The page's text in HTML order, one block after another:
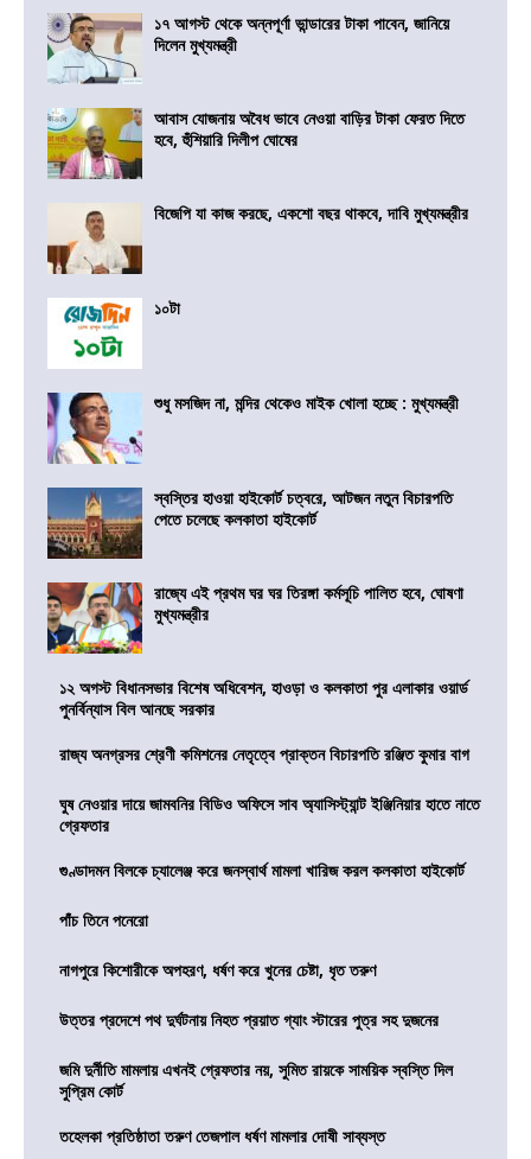
১৭ আগস্ট থেকে অন্নপূর্ণা ভান্ডারের টাকা পাবেন, জানিয়ে
দিলেন মুখ্যমন্ত্রী
আবাস যোজনায় অবৈধ ভাবে নেওয়া বাড়ির টাকা ফেরত দিতে
হবে, হুঁশিয়ারি দিলীপ ঘোষের
বিজেপি যা কাজ করছে, একশো বছর থাকবে, দাবি মুখ্যমন্ত্রীর
১০টা
শুধু মসজিদ না, মন্দির থেকেও মাইক খোলা হচ্ছে : মুখ্যমন্ত্রী
স্বস্তির হাওয়া হাইকোর্ট চত্বরে, আটজন নতুন বিচারপতি
পেতে চলেছে কলকাতা হাইকোর্ট
রাজ্যে এই প্রথম ঘর ঘর তিরঙ্গা কর্মসূচি পালিত হবে, ঘোষণা
মুখ্যমন্ত্রীর
১২ অগস্ট বিধানসভার বিশেষ অধিবেশন, হাওড়া ও কলকাতা পুর এলাকার ওয়ার্ড
পুনর্বিন্যাস বিল আনছে সরকার
রাজ্য অনগ্রসর শ্রেণী কমিশনের নেতৃত্বে প্রাক্তন বিচারপতি রঞ্জিত কুমার বাগ
ঘুষ নেওয়ার দায়ে জামবনির বিডিও অফিসে সাব অ্যাসিস্ট্যান্ট ইঞ্জিনিয়ার হাতে নাতে
গ্রেফতার
গুণ্ডাদমন বিলকে চ্যালেঞ্জ করে জনস্বার্থ মামলা খারিজ করল কলকাতা হাইকোর্ট
পাঁচ তিনে পনেরো
নাগপুরে কিশোরীকে অপহরণ, ধর্ষণ করে খুনের চেষ্টা, ধৃত তরুণ
উত্তর প্রদেশে পথ দুর্ঘটনায় নিহত প্রয়াত গ্যাং স্টারের পুত্র সহ দুজনের
জমি দুর্নীতি মামলায় এখনই গ্রেফতার নয়, সুমিত রায়কে সাময়িক স্বস্তি দিল
সুপ্রিম কোর্ট
তহেলকা প্রতিষ্ঠাতা তরুণ তেজপাল ধর্ষণ মামলার দোষী সাব্যস্ত